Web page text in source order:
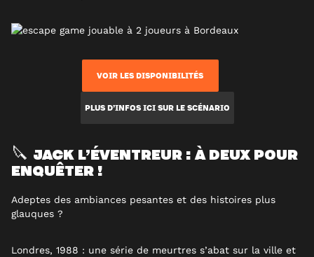
VOIR LES DISPONIBILITÉS
PLUS D’INFOS ICI SUR LE SCÉNARIO
🔪 JACK L’ÉVENTREUR : À DEUX POUR
ENQUÊTER !
Adeptes des ambiances pesantes et des histoires plus
glauques ?
Londres, 1988 : une série de meurtres s’abat sur la ville et